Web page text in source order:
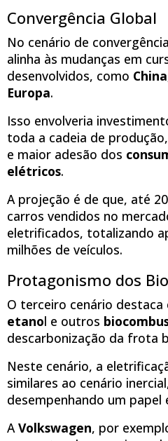
Convergência Global
No cenário de
alinha às mudanças em
desenvolvidos, como China
Europa.
Isso envolveria
toda a cadeia de
e maior adesão dos
elétricos.
A projeção é de que, até
carros vendidos no
eletrificados, totalizando
milhões de veículos.
Protagonismo dos
O terceiro cenário destaca
etanol e outros
descarbonização da frota
Neste cenário, a
similares ao cenário
desempenhando um papel
A Volkswagen, por